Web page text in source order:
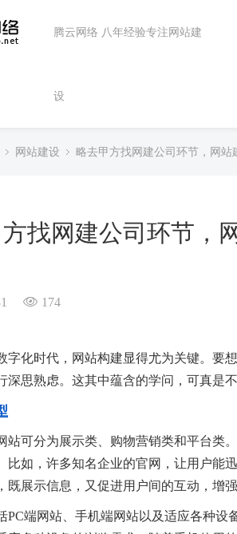
腾云网络 八年经验专注网站建
设
网站建设 略去甲方找网建公司环节，网
找网建公司环节，
174
字化时代，网站构建显得尤为关键。要
深思熟虑。这其中蕴含的学问，可真是不
站可分为展示类、购物营销类和平台类
比如，许多知名企业的官网，让用户能
既展示信息，又促进用户间的互动，增
PC端网站、手机端网站以及适应各种